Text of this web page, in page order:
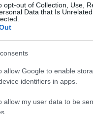
opt-out of Collection, Use,
Data that Is
allow Google to enable
identifiers in apps.
allow my user data to be